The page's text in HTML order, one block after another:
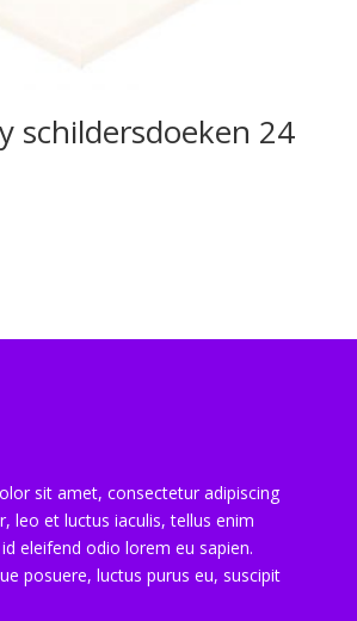
schildersdoeken 24
sit amet, consectetur adipiscing
leo et luctus iaculis, tellus enim
eleifend odio lorem eu sapien.
posuere, luctus purus eu, suscipit